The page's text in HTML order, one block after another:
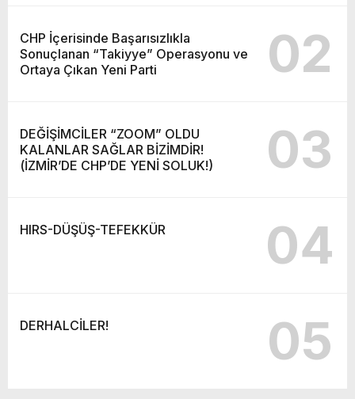
CHP İçerisinde Başarısızlıkla
Sonuçlanan “Takiyye” Operasyonu ve
Ortaya Çıkan Yeni Parti
02
DEĞİŞİMCİLER “ZOOM” OLDU
KALANLAR SAĞLAR BİZİMDİR!
(İZMİR’DE CHP’DE YENİ SOLUK!)
03
HIRS-DÜŞÜŞ-TEFEKKÜR 04
DERHALCİLER! 05